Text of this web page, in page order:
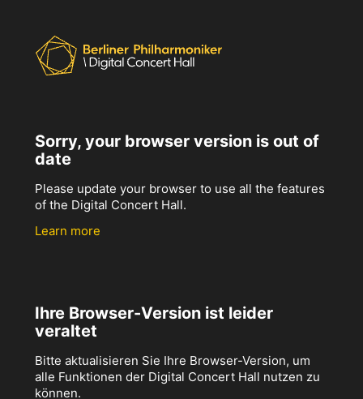
Sorry, your browser version is out of
date
Please update your browser to use all the features
of the Digital Concert Hall.
Learn more
Ihre Browser-Version ist leider
veraltet
Bitte aktualisieren Sie Ihre Browser-Version, um
alle Funktionen der Digital Concert Hall nutzen zu
können.